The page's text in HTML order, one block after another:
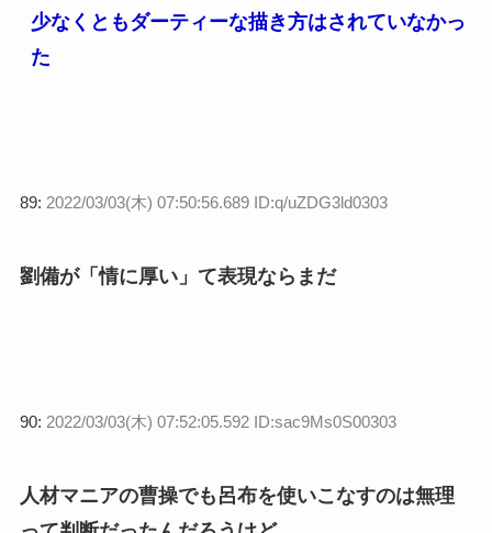
少なくともダーティーな描き方はされていなかっ
た
89: 2022/03/03(木) 07:50:56.689 ID:q/uZDG3ld0303
劉備が「情に厚い」て表現ならまだ
90: 2022/03/03(木) 07:52:05.592 ID:sac9Ms0S00303
人材マニアの曹操でも呂布を使いこなすのは無理